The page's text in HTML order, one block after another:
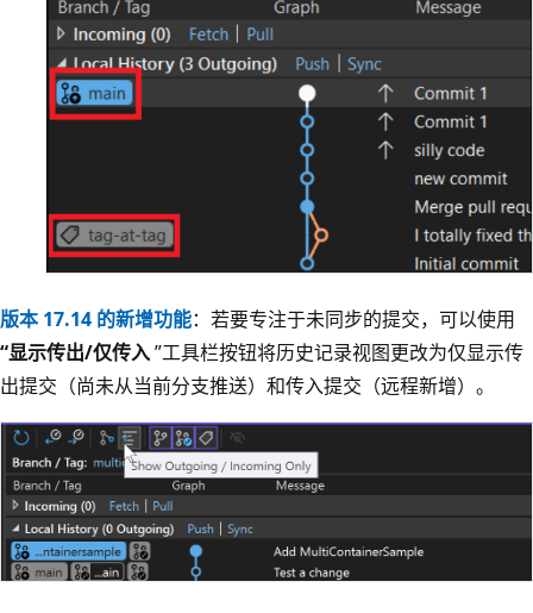
版本 17.14 的新增功能：若要专注于未同步的提交，可以使用
“显示传出/仅传入”工具栏按钮将历史记录视图更改为仅显示传
出提交（尚未从当前分支推送）和传入提交（远程新增）。